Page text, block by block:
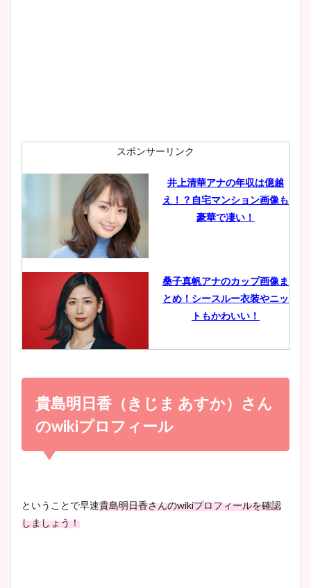
肉も凄い！
鈴木唯の太ってた時の体重が
ヤバすぎww原因や痩せたダ
豊島実季アナのカップ画像ま
とめ！美脚や水着姿に年齢も
宇賀神メグアナのニット画像
まとめ！足も美脚でカップも
池谷実悠アナのメガネ画像が
スポンサーリンク
井上清華アナの年収は億越
え！？自宅マンション画像も
豪華で凄い！
桑子真帆アナのカップ画像ま
とめ！シースルー衣装やニッ
トもかわいい！
小室瑛莉子のカップ画像まと
め！足が美脚でニット衣装も
かわいい！
wikiプロフもチェック！
貴島明日香（きじま あすか）さん
のwikiプロフィール
ということで早速貴島明日香さんのwikiプロフィールを確認
しましょう！